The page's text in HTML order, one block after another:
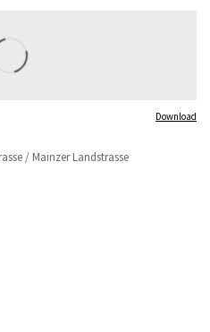
Download
/ Mainzer Landstrasse